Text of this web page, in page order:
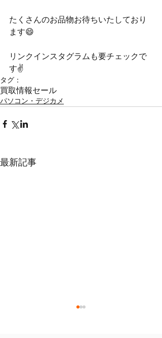
たくさんのお品物お待ちいたしており
ます😄
リンクインスタグラムも要チェックで
す✌️
タグ：
買取情報セール
パソコン・デジカメ
最新記事